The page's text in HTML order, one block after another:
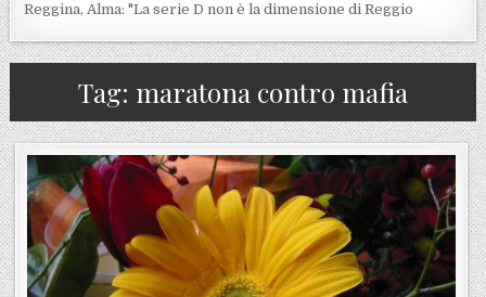
Reggina, Alma: "La serie D non è la dimensione di Reggio
Tag: maratona contro mafia